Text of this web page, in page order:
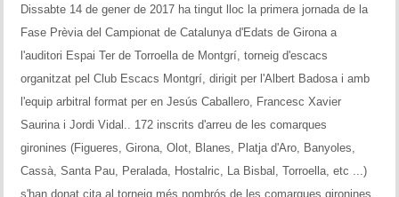
Dissabte 14 de gener de 2017 ha tingut lloc la primera jornada de la
Fase Prèvia del Campionat de Catalunya d'Edats de Girona a
l'auditori Espai Ter de Torroella de Montgrí, torneig d'escacs
organitzat pel Club Escacs Montgrí, dirigit per l'Albert Badosa i amb
l'equip arbitral format per en Jesús Caballero, Francesc Xavier
Saurina i Jordi Vidal.. 172 inscrits d'arreu de les comarques
gironines (Figueres, Girona, Olot, Blanes, Platja d'Aro, Banyoles,
Cassà, Santa Pau, Peralada, Hostalric, La Bisbal, Torroella, etc ...)
s'han donat cita al torneig més nombrós de les comarques gironines.